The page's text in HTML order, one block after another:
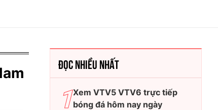
ĐỌC NHIỀU NHẤT
Xem VTV5 VTV6 trực tiếp
bóng đá hôm nay ngày